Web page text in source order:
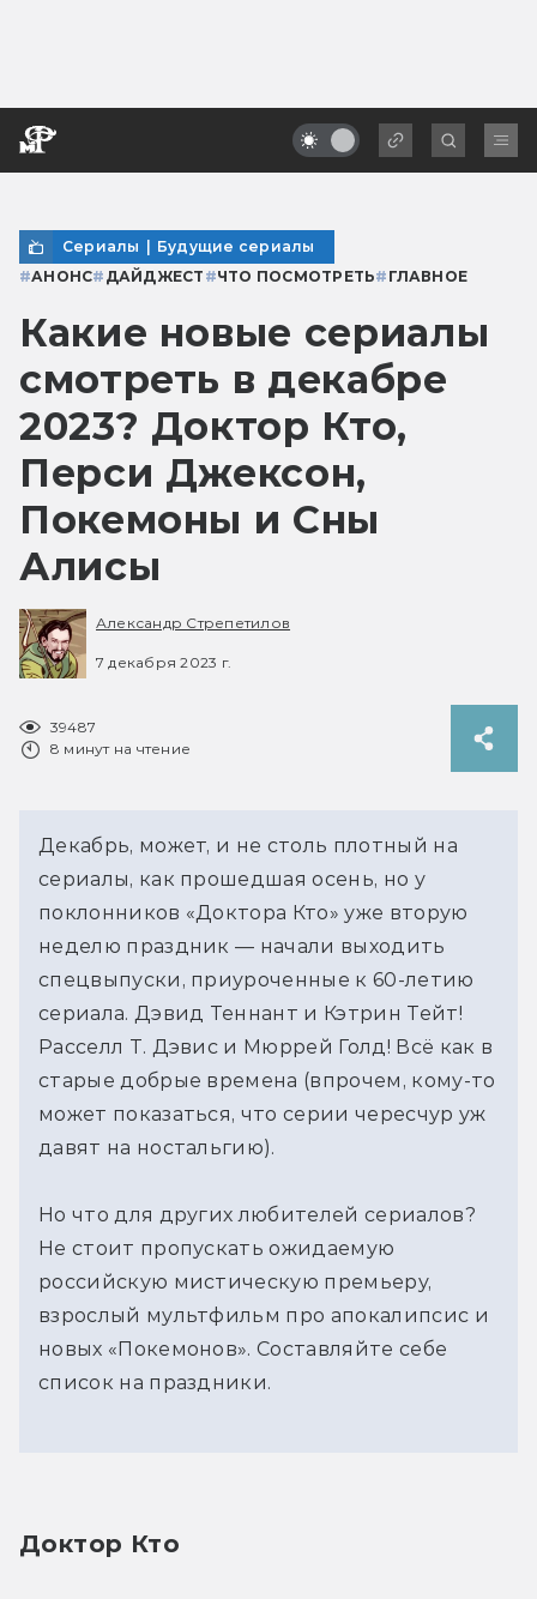
Сериалы | Будущие сериалы
#АНОНС# ДАЙДЖЕСТ #ЧТО ПОСМОТРЕТЬ# ГЛАВНОЕ
Какие новые сериалы
смотреть в декабре
2023? Доктор Кто,
Перси Джексон,
Покемоны и Сны
Алисы
Александр Стрепетилов
7 декабря 2023 г.
39487
8 минут на чтение
Декабрь, может, и не столь плотный на
сериалы, как прошедшая осень, но у
поклонников «Доктора Кто» уже вторую
неделю праздник — начали выходить
спецвыпуски, приуроченные к 60-летию
сериала. Дэвид Теннант и Кэтрин Тейт!
Расселл Т. Дэвис и Мюррей Голд! Всё как в
старые добрые времена (впрочем, кому-то
может показаться, что серии чересчур уж
давят на ностальгию).
Но что для других любителей сериалов?
Не стоит пропускать ожидаемую
российскую мистическую премьеру,
взрослый мультфильм про апокалипсис и
новых «Покемонов». Составляйте себе
список на праздники.
Доктор Кто